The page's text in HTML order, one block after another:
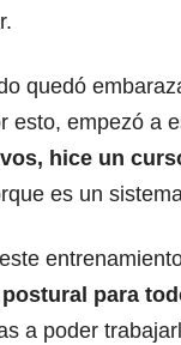
quedó
esto, empezó a
hice un
es un
para
a poder